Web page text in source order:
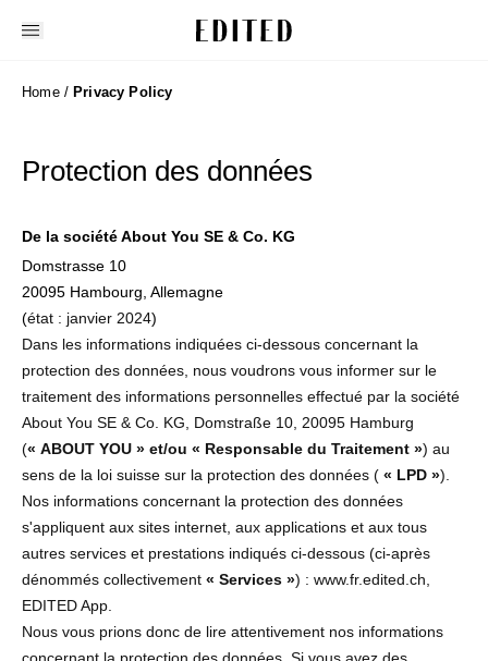
Home / Privacy Policy
Protection des données
De la société About You SE & Co. KG
Domstrasse 10
20095 Hambourg, Allemagne
(état : janvier 2024)
Dans les informations indiquées ci-dessous concernant la
protection des données, nous voudrons vous informer sur le
traitement des informations personnelles effectué par la société
About You SE & Co. KG, Domstraße 10, 20095 Hamburg
(« ABOUT YOU » et/ou « Responsable du Traitement ») au
sens de la loi suisse sur la protection des données ( « LPD »).
Nos informations concernant la protection des données
s'appliquent aux sites internet, aux applications et aux tous
autres services et prestations indiqués ci-dessous (ci-après
dénommés collectivement « Services ») : www.fr.edited.ch,
EDITED App.
Nous vous prions donc de lire attentivement nos informations